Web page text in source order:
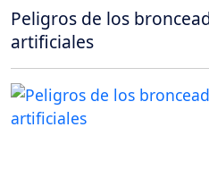
Peligros de los
artificiales